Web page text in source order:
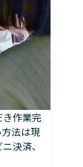
作業完
法は現
決済、